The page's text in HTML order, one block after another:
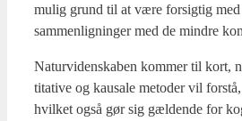
mulig grund til at være for­sig­tig med
sam­men­lig­nin­ger med de min­dre
Natur­vi­den­ska­ben kom­mer til kort,
ti­ta­ti­ve og kaus­a­le meto­der vil
hvil­ket også gør sig gæl­den­de for